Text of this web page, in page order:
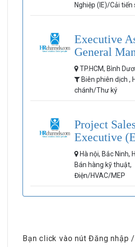
Nghiệp (IE)/Cải tiến
Executive
General
TP.HCM, Bình
Biên phiên dịch ,
chánh/Thư ký
Project
Executive
Hà nội, Bắc Ninh,
Bán hàng kỹ thuật,
Điện/HVAC/MEP
Bạn click vào nút Đăng nhập